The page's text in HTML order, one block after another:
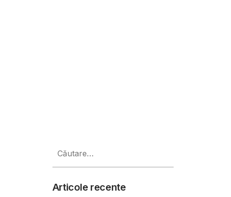
după:
Articole recente